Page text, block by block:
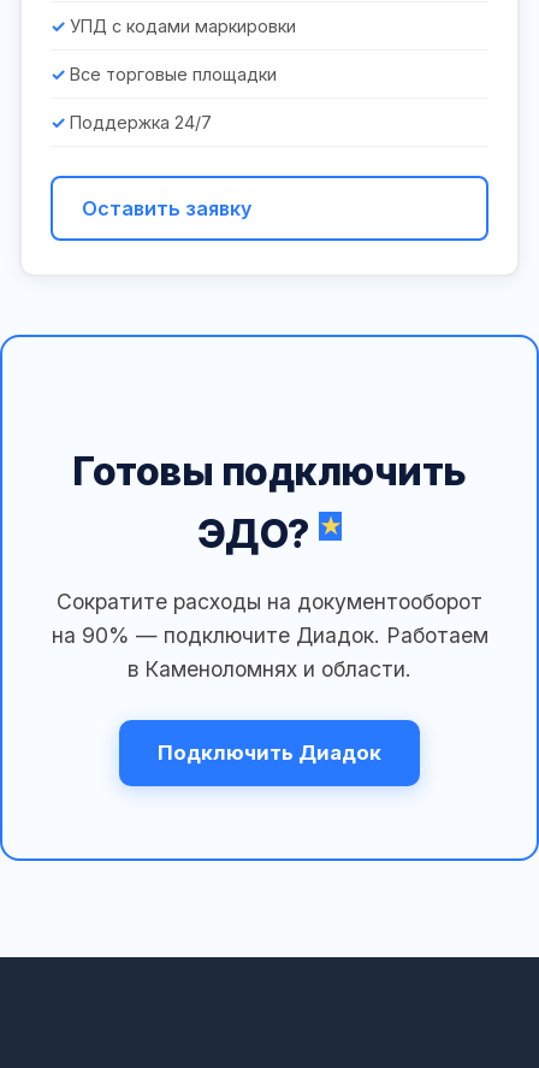
УПД с кодами маркировки
Все торговые площадки
Поддержка 24/7
Оставить заявку
Готовы подключить
ЭДО?
Сократите расходы на документооборот
на 90% — подключите Диадок. Работаем
в Каменоломнях и области.
Подключить Диадок